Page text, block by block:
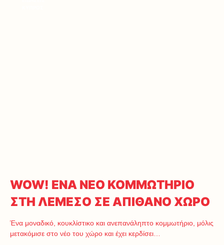
WOW! ΕΝΑ ΝΕΟ ΚΟΜΜΩΤΗΡΙΟ
ΣΤΗ ΛΕΜΕΣΟ ΣΕ ΑΠΙΘΑΝΟ ΧΩΡΟ
Ένα μοναδικό, κουκλίστικο και ανεπανάληπτο κομμωτήριο, μόλις
μετακόμισε στο νέο του χώρο και έχει κερδίσει…